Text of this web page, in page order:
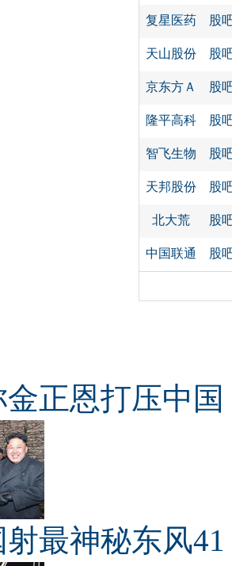
复星医药 股
天山股份 股
京东方Ａ 股
隆平高科 股
智飞生物 股
天邦股份 股
北大荒 股
中国联通 股
正恩打压中国
最神秘东风41